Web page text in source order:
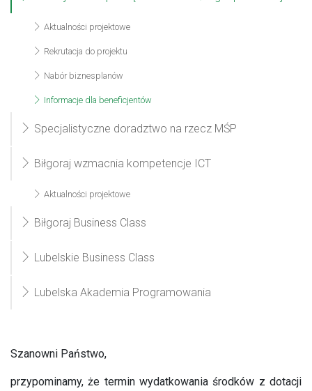
Aktualności projektowe
Rekrutacja do projektu
Nabór biznesplanów
Informacje dla beneficjentów
Specjalistyczne doradztwo na rzecz MŚP
Biłgoraj wzmacnia kompetencje ICT
Aktualności projektowe
Biłgoraj Business Class
Lubelskie Business Class
Lubelska Akademia Programowania
Szanowni Państwo,
przypominamy, że termin wydatkowania środków z dotacji